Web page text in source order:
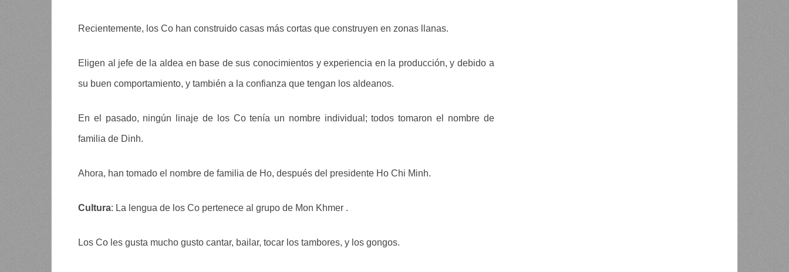
Recientemente, los Co han construido casas más cortas que construyen en zonas llanas.
Eligen al jefe de la aldea en base de sus conocimientos y experiencia en la producción, y debido a
su buen comportamiento, y también a la confianza que tengan los aldeanos.
En el pasado, ningún linaje de los Co tenía un nombre individual; todos tomaron el nombre de
familia de Dinh.
Ahora, han tomado el nombre de familia de Ho, después del presidente Ho Chi Minh.
Cultura: La lengua de los Co pertenece al grupo de Mon Khmer .
Los Co les gusta mucho gusto cantar, bailar, tocar los tambores, y los gongos.